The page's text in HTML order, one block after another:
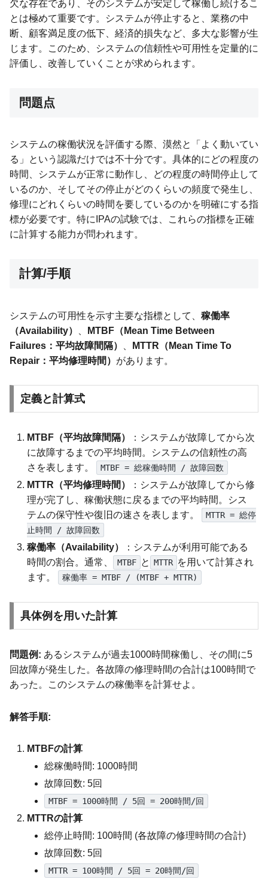
欠な存在であり、そのシステムが安定して稼働し続けるこ
とは極めて重要です。システムが停止すると、業務の中
断、顧客満足度の低下、経済的損失など、多大な影響が生
じます。このため、システムの信頼性や可用性を定量的に
評価し、改善していくことが求められます。
問題点
システムの稼働状況を評価する際、漠然と「よく動いてい
る」という認識だけでは不十分です。具体的にどの程度の
時間、システムが正常に動作し、どの程度の時間停止して
いるのか、そしてその停止がどのくらいの頻度で発生し、
修理にどれくらいの時間を要しているのかを明確にする指
標が必要です。特にIPAの試験では、これらの指標を正確
に計算する能力が問われます。
計算/手順
システムの可用性を示す主要な指標として、 稼働率
（Availability）
MTBF（Mean Time Between
Failures：平均故障間隔）
MTTR（Mean Time To
Repair：平均修理時間） があります。
定義と計算式
MTBF（平均故障間隔）
：システムが故障してから次
に故障するまでの平均時間。システムの信頼性の高
さを表します。
MTBF = 総稼働時間 / 故障回数
MTTR（平均修理時間）
：システムが故障してから修
理が完了し、稼働状態に戻るまでの平均時間。シス
テムの保守性や復旧の速さを表します。
MTTR = 総停
止時間 / 故障回数
稼働率（Availability）
：システムが利用可能である
時間の割合。通常、
MTBF と MTTR を用いて計算され
ます。
稼働率 = MTBF / (MTBF + MTTR)
具体例を用いた計算
問題例: あるシステムが過去1000時間稼働し、その間に5
回故障が発生した。各故障の修理時間の合計は100時間で
あった。このシステムの稼働率を計算せよ。
解答手順:
MTBFの計算
総稼働時間: 1000時間
故障回数: 5回
MTBF = 1000時間 / 5回 = 200時間/回
MTTRの計算
総停止時間: 100時間 (各故障の修理時間の合計)
故障回数: 5回
MTTR = 100時間 / 5回 = 20時間/回